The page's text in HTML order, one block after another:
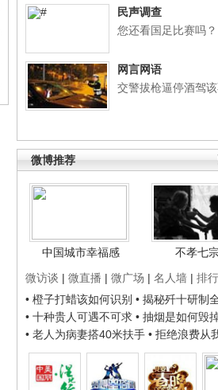
民声调查
您还看国足比赛吗？
网言网语
交警拔枪逼停酒驾该
微博推荐
中国城市幸福感
不孝七
微访谈 | 微直播 | 微广场 | 名人墙 | 排
• 橙子打蜡该如何识别 • 揭秘歼十研制
• 十种贵人可遇不可求 • 抽烟是如何毁
• 老人为病妻搭40米扶手 • 拒绝浪费从